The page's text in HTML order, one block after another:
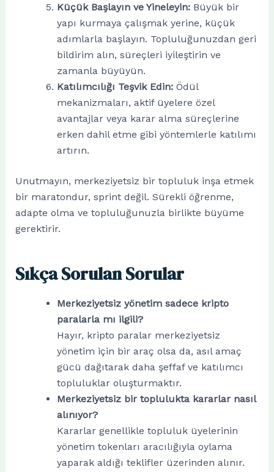
Küçük Başlayın ve Yineleyin:Büyük bir
yapı kurmaya çalışmak yerine, küçük
adımlarla başlayın. Topluluğunuzdan geri
bildirim alın, süreçleri iyileştirin ve
zamanla büyüyün.
Katılımcılığı Teşvik Edin:Ödül
mekanizmaları, aktif üyelere özel
avantajlar veya karar alma süreçlerine
erken dahil etme gibi yöntemlerle katılımı
artırın.
Unutmayın, merkeziyetsiz bir topluluk inşa etmek
bir maratondur, sprint değil. Sürekli öğrenme,
adapte olma ve topluluğunuzla birlikte büyüme
gerektirir.
Sıkça Sorulan Sorular
Merkeziyetsiz yönetim sadece kripto
paralarla mı ilgili?
Hayır, kripto paralar merkeziyetsiz
yönetim için bir araç olsa da, asıl amaç
gücü dağıtarak daha şeffaf ve katılımcı
topluluklar oluşturmaktır.
Merkeziyetsiz bir toplulukta kararlar nasıl
alınıyor?
Kararlar genellikle topluluk üyelerinin
yönetim tokenları aracılığıyla oylama
yaparak aldığı teklifler üzerinden alınır.